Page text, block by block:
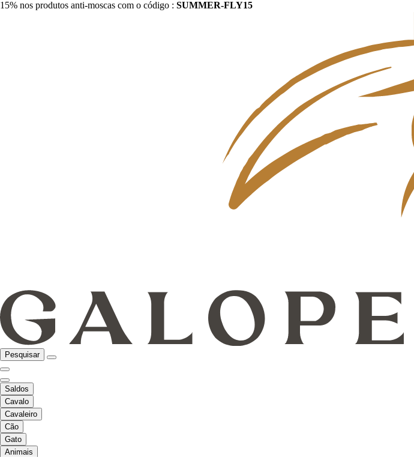
15% nos produtos anti-moscas com o código : SUMMER-FLY15
Pesquisar
Saldos
Cavalo
Cavaleiro
Cão
Gato
Animais